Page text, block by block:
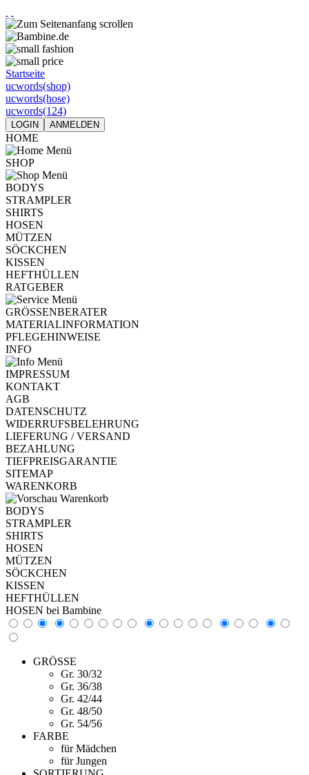
Startseite
ucwords(shop)
ucwords(hose)
ucwords(124)
LOGIN ANMELDEN
HOME
SHOP
BODYS
STRAMPLER
SHIRTS
HOSEN
MÜTZEN
SÖCKCHEN
KISSEN
HEFTHÜLLEN
RATGEBER
GRÖSSENBERATER
MATERIALINFORMATION
PFLEGEHINWEISE
INFO
IMPRESSUM
KONTAKT
AGB
DATENSCHUTZ
WIDERRUFSBELEHRUNG
LIEFERUNG / VERSAND
BEZAHLUNG
TIEFPREISGARANTIE
SITEMAP
WARENKORB
BODYS
STRAMPLER
SHIRTS
HOSEN
MÜTZEN
SÖCKCHEN
KISSEN
HEFTHÜLLEN
HOSEN bei Bambine
GRÖSSE
Gr. 30/32
Gr. 36/38
Gr. 42/44
Gr. 48/50
Gr. 54/56
FARBE
für Mädchen
für Jungen